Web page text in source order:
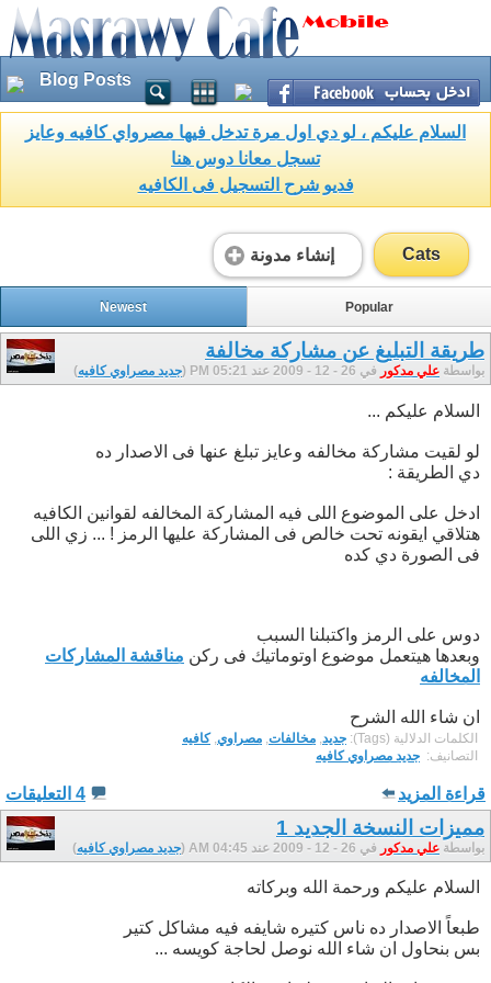
Blog Posts
السلام عليكم ، لو دي اول مرة تدخل فيها مصرواي كافيه وعايز
تسجل معانا دوس هنا
فديو شرح التسجيل فى الكافيه
إنشاء مدونة Cats
Newest Popular
طريقة التبليغ عن مشاركة مخالفة
بواسطة علي مدكور في 26 - 12 - 2009 عند 05:21 PM ( جديد مصراوي كافيه)
السلام عليكم ...
لو لقيت مشاركة مخالفه وعايز تبلغ عنها فى الاصدار ده
دي الطريقة :
ادخل على الموضوع اللى فيه المشاركة المخالفه لقوانين الكافيه
هتلاقي ايقونه تحت خالص فى المشاركة عليها الرمز ! ... زي اللى
فى الصورة دي كده
دوس على الرمز واكتبلنا السبب
وبعدها هيتعمل موضوع اوتوماتيك فى ركن مناقشة المشاركات
المخالفه
ان شاء الله الشرح
الكلمات الدلالية (Tags): جديد مخالفات مصراوي ,كافيه
التصانيف: ‏ جديد مصراوي كافيه
4 التعليقات قراءة المزيد
مميزات النسخة الجديد 1
بواسطة علي مدكور في 26 - 12 - 2009 عند 04:45 AM ( جديد مصراوي كافيه)
السلام عليكم ورحمة الله وبركاته
طبعاً الاصدار ده ناس كتيره شايفه فيه مشاكل كتير
بس بنحاول ان شاء الله نوصل لحاجة كويسه ...